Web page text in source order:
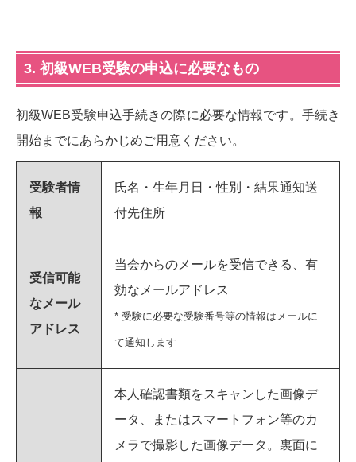
3. 初級WEB受験の申込に必要なもの
初級WEB受験申込手続きの際に必要な情報です。手続き
開始までにあらかじめご用意ください。
受験者情
報
氏名・生年月日・性別・結果通知送
付先住所
受信可能
なメール
アドレス
当会からのメールを受信できる、有
効なメールアドレス
* 受験に必要な受験番号等の情報はメールに
て通知します
本人確認書類をスキャンした画像デ
ータ、またはスマートフォン等のカ
メラで撮影した画像データ。裏面に